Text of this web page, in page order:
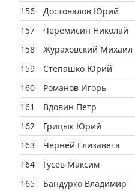
156
Достовалов Юрий
157
Черемисин Николай
158
Жураховский Михаил
159
Степашко Юрий
160
Романов Игорь
161
Вдовин Петр
162
Грицык Юрий
163
Черней Елизавета
164
Гусев Максим
165
Бандурко Владимир